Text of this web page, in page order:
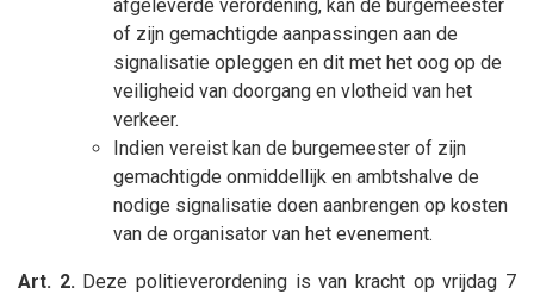
afgeleverde verordening, kan de burgemeester
of zijn gemachtigde aanpassingen aan de
signalisatie opleggen en dit met het oog op de
veiligheid van doorgang en vlotheid van het
verkeer.
Indien vereist kan de burgemeester of zijn
gemachtigde onmiddellijk en ambtshalve de
nodige signalisatie doen aanbrengen op kosten
van de organisator van het evenement.
Art. 2.Deze politieverordening is van kracht op vrijdag 7